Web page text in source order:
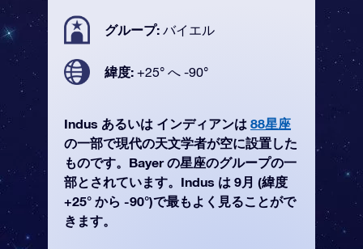
グループ: バイエル
緯度: +25° へ -90°
Indus あるいは インディアンは 88星座
の一部で現代の天文学者が空に設置した
ものです。Bayer の星座のグループの一
部とされています。Indus は 9月 (緯度
+25° から -90°)で最もよく見ることがで
きます。